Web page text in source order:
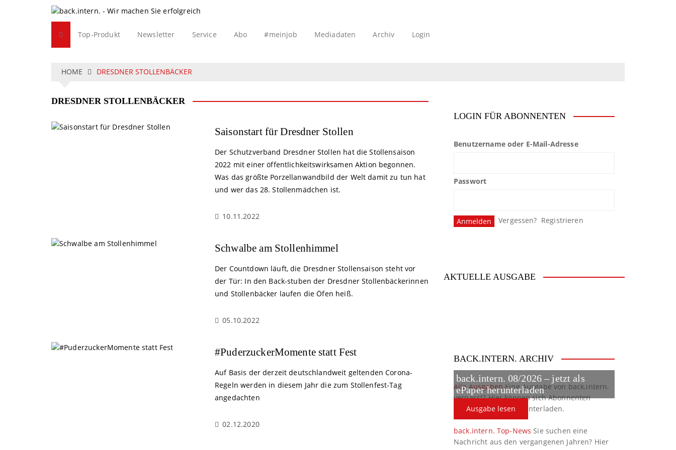
Top-Produkt Newsletter Service Abo #meinjob Mediadaten Archiv Login
HOME DRESDNER STOLLENBÄCKER
DRESDNER STOLLENBÄCKER
Saisonstart für Dresdner Stollen
Der Schutzverband Dresdner Stollen hat die Stollensaison
2022 mit einer öffentlichkeitswirksamen Aktion begonnen.
Was das größte Porzellanwandbild der Welt damit zu tun hat
und wer das 28. Stollenmädchen ist.
10.11.2022
Schwalbe am Stollenhimmel
Der Countdown läuft, die Dresdner Stollensaison steht vor
der Tür: In den Back-stuben der Dresdner Stollenbäckerinnen
und Stollenbäcker laufen die Öfen heiß.
05.10.2022
#PuderzuckerMomente statt Fest
Auf Basis der derzeit deutschlandweit geltenden Corona-
Regeln werden in diesem Jahr die zum Stollenfest-Tag
angedachten
02.12.2020
LOGIN FÜR ABONNENTEN
Benutzername oder E-Mail-Adresse
Passwort
Vergessen? Registrieren
AKTUELLE AUSGABE
back.intern. 08/2026 – jetzt als
ePaper herunterladen
Ausgabe lesen
BACK.INTERN. ARCHIV
Alle AusgabenEine Ausgabe von back.intern.
verpasst? Hier können sich Abonnenten
ältere Ausgaben herunterladen.
back.intern. Top-News Sie suchen eine
Nachricht aus den vergangenen Jahren? Hier